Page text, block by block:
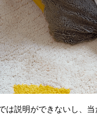
は説明ができないし、